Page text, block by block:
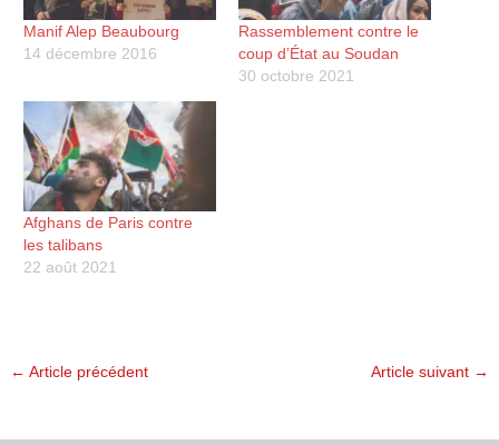
Manif Alep Beaubourg
14 décembre 2016
Rassemblement contre le
coup d’État au Soudan
30 octobre 2021
Afghans de Paris contre
les talibans
22 août 2021
← Article précédent Article suivant →